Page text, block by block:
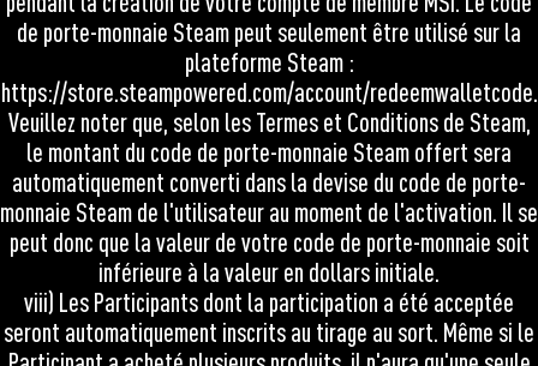
de porte-monnaie Steam peut seulement être utilisé sur la
plateforme Steam :
https://store.steampowered.com/account/redeemwalletcode.
Veuillez noter que, selon les Termes et Conditions de Steam,
le montant du code de porte-monnaie Steam offert sera
automatiquement converti dans la devise du code de porte-
monnaie Steam de l'utilisateur au moment de l'activation. Il se
peut donc que la valeur de votre code de porte-monnaie soit
inférieure à la valeur en dollars initiale.
viii) Les Participants dont la participation a été acceptée
seront automatiquement inscrits au tirage au sort. Même si le